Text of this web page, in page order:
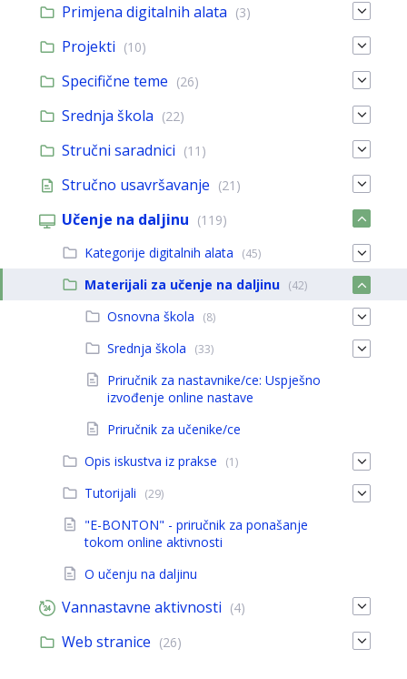
Primjena digitalnih alata (3)
Projekti (10)
Specifične teme (26)
Srednja škola (22)
Stručni saradnici (11)
Stručno usavršavanje (21)
Učenje na daljinu (119)
Kategorije digitalnih alata
(45)
Materijali za učenje na daljinu (42)
Osnovna škola (8)
Srednja škola (33)
Priručnik za nastavnike/ce: Uspješno
izvođenje online nastave
Priručnik za učenike/ce
Opis iskustva iz prakse
(1)
Tutorijali (29)
"E-BONTON" - priručnik za ponašanje
tokom online aktivnosti
O učenju na daljinu
Vannastavne aktivnosti (4)
Web stranice (26)